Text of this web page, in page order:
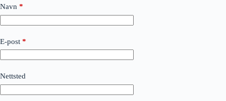
Navn *
E-post *
Nettsted